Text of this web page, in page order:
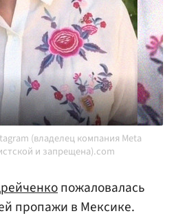
(владелец компания Meta
и запрещена).com
пожаловалась
пропажи в Мексике.